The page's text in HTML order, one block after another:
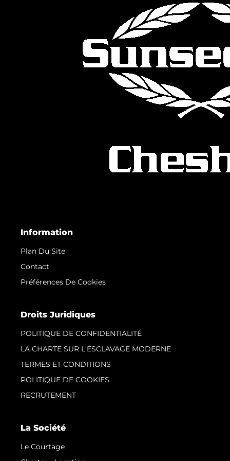
ESTIMEZ VOTRE BATEAU
Information
Plan Du Site
Contact
Préférences De Cookies
Droits Juridiques
POLITIQUE DE CONFIDENTIALITÉ
LA CHARTE SUR L'ESCLAVAGE MODERNE
TERMES ET CONDITIONS
POLITIQUE DE COOKIES
RECRUTEMENT
La Société
Le Courtage